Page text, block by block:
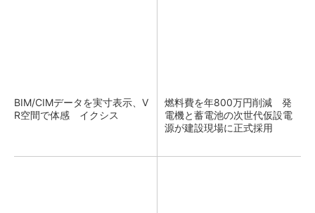
BIM/CIMデータを実寸表示、V
R空間で体感 イクシス
燃料費を年800万円削減 発
電機と蓄電池の次世代仮設電
源が建設現場に正式採用